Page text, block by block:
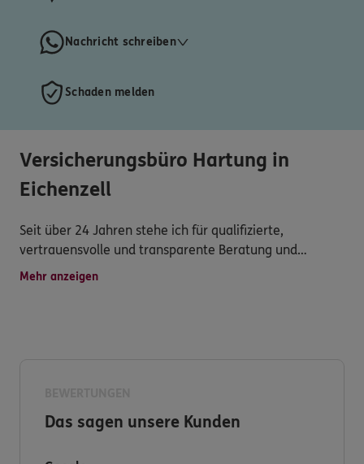
Nachricht schreiben
Schaden melden
Versicherungsbüro Hartung in
Eichenzell
Seit über 24 Jahren stehe ich für qualifizierte,
vertrauensvolle und transparente Beratung und
Betreuung, schnelle Schadenregulierung mit Hilfe einer
Mehr anzeigen
Das sagen unsere Kunden